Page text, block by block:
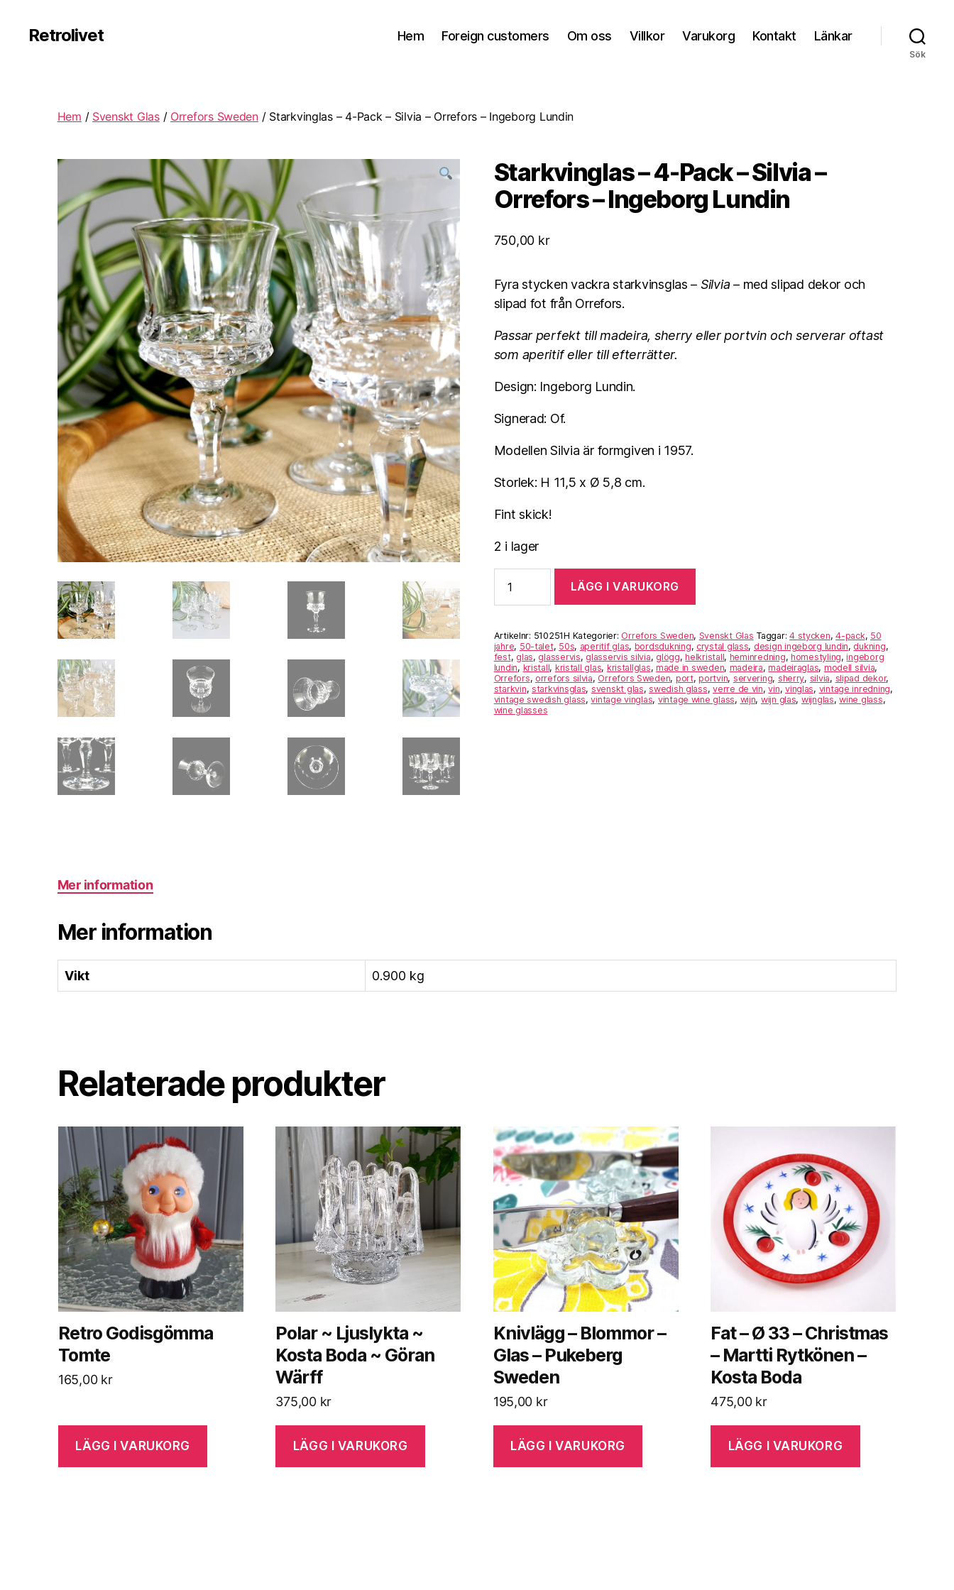
Retrolivet Hem Foreign customers Om oss Villkor Varukorg Kontakt Länkar
Sök
Hem / Svenskt Glas/ Orrefors Sweden/ Starkvinglas – 4-Pack – Silvia – Orrefors – Ingeborg Lundin
Starkvinglas – 4-Pack – Silvia –
Orrefors – Ingeborg Lundin
750,00 kr
Fyra stycken vackra starkvinsglas – Silvia – med slipad dekor och
slipad fot från Orrefors.
Passar perfekt till madeira, sherry eller portvin och serverar oftast
som aperitif eller till efterrätter.
Design: Ingeborg Lundin.
Signerad: Of.
Modellen Silvia är formgiven i 1957.
Storlek: H 11,5 x Ø 5,8 cm.
Fint skick!
2 i lager
4-
-
Silvia
-
Orrefors
-
Ingeborg
Lundin
LÄGG I VARUKORG
Artikelnr: 510251H Kategorier: Orrefors Sweden, Svenskt Glas Taggar:4 stycken,4-pack, 50
jahre, 50-talet, 50s, aperitif glas, bordsdukning, crystal glass, design ingeborg lundin, dukning,
fest, glas, glasservis, glasservis silvia, glögg,helkristall, heminredning, homestyling,ingeborg
lundin, kristall, kristall glas, kristallglas,made in sweden, madeira,madeiraglas, modell silvia,
Orrefors, orrefors silvia, Orrefors Sweden, port,portvin, servering, sherry, silvia, slipad dekor,
starkvin, starkvinsglas, svenskt glas,swedish glass,verre de vin,vin,vinglas, vintage inredning,
vintage swedish glass,vintage vinglas, vintage wine glass, wijn, wijn glas, wijnglas,wine glass,
wine glasses
Mer information
Mer information
Vikt 0.900 kg
Relaterade produkter
Retro Godisgömma
Tomte
165,00 kr
LÄGG I VARUKORG
Polar ~ Ljuslykta ~
Kosta Boda ~ Göran
Wärff
375,00 kr
LÄGG I VARUKORG
Knivlägg – Blommor –
Glas – Pukeberg
Sweden
195,00 kr
LÄGG I VARUKORG
Fat – Ø 33 – Christmas
– Martti Rytkönen –
Kosta Boda
475,00 kr
LÄGG I VARUKORG